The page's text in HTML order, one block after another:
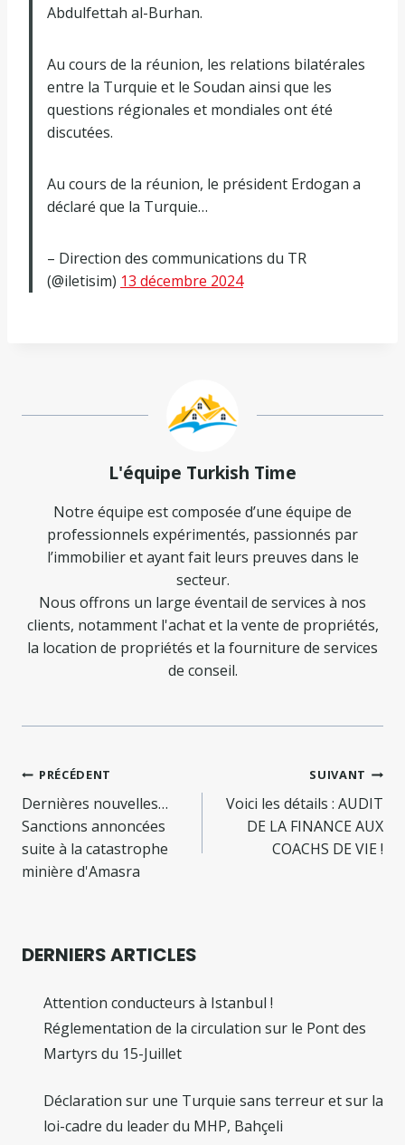
Abdulfettah al-Burhan.
Au cours de la réunion, les relations bilatérales
entre la Turquie et le Soudan ainsi que les
questions régionales et mondiales ont été
discutées.
Au cours de la réunion, le président Erdogan a
déclaré que la Turquie…
– Direction des communications du TR
(@iletisim) 13 décembre 2024
L'équipe Turkish Time
Notre équipe est composée d’une équipe de
professionnels expérimentés, passionnés par
l’immobilier et ayant fait leurs preuves dans le
secteur.
Nous offrons un large éventail de services à nos
clients, notamment l'achat et la vente de propriétés,
la location de propriétés et la fourniture de services
de conseil.
Navigation
de
l’article
PRÉCÉDENT
Dernières nouvelles…
Sanctions annoncées
suite à la catastrophe
minière d'Amasra
SUIVANT
Voici les détails : AUDIT
DE LA FINANCE AUX
COACHS DE VIE !
DERNIERS ARTICLES
Attention conducteurs à Istanbul !
Réglementation de la circulation sur le Pont des
Martyrs du 15-Juillet
Déclaration sur une Turquie sans terreur et sur la
loi-cadre du leader du MHP, Bahçeli